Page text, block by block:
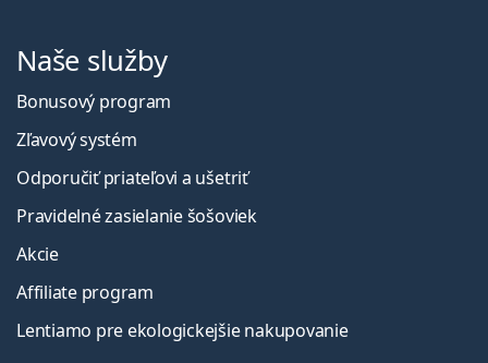
Naše služby
Bonusový program
Zľavový systém
Odporučiť priateľovi a ušetriť
Pravidelné zasielanie šošoviek
Akcie
Affiliate program
Lentiamo pre ekologickejšie nakupovanie